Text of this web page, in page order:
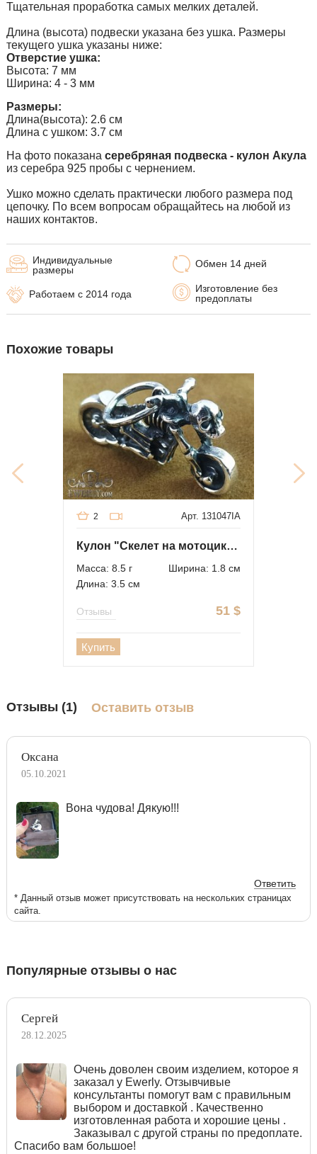
Любую подвеску можно дополнить ушком нужного
Тщательная проработка самых мелких деталей.
Длина (высота) подвески указана без ушка. Размеры
текущего ушка указаны ниже:
Отверстие ушка:
Высота: 7 мм
Ширина: 4 - 3 мм
Размеры:
Длина(высота): 2.6 см
Длина с ушком: 3.7 см
На фото показана серебряная подвеска - кулон Акула
из серебра 925 пробы с чернением.
Ушко можно сделать практически любого размера под
цепочку. По всем вопросам обращайтесь на любой из
наших контактов.
Обмен 14 дней
Изготовление без
предоплаты
Индивидуальные
размеры
Работаем с 2014 года
Похожие товары
Арт. 131047IA
2
Кулон "Скелет на мотоцикле" из серебра
Масса: 8.5 г
Ширина: 1.8 см
Длина: 3.5 см
51 $
Отзывы
Купить
Отзывы (1) Оставить отзыв
Оксана
05.10.2021
Вона чудова! Дякую!!!
Ответить
* Данный отзыв может присутствовать на нескольких страницах
сайта.
Популярные отзывы о нас
Сергей
28.12.2025
Очень доволен своим изделием, которое я
заказал у Ewerly. Отзывчивые
консультанты помогут вам с правильным
выбором и доставкой . Качественно
изготовленная работа и хорошие цены .
Заказывал с другой страны по предоплате.
Спасибо вам большое!